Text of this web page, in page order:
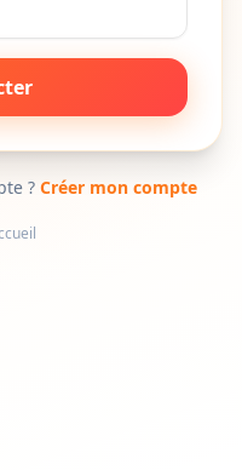
? Créer mon compte